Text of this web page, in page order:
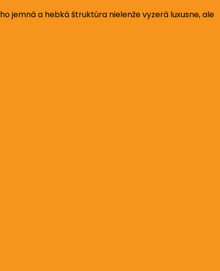
jemná a hebká štruktúra nielenže vyzerá luxusne, ale